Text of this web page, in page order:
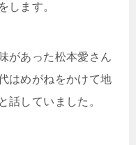
します。
があった松本愛さん
はめがねをかけて地
話していました。